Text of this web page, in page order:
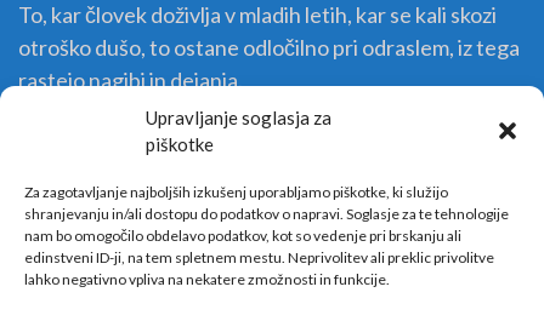
Upravljanje soglasja za
piškotke
Za zagotavljanje najboljših izkušenj uporabljamo piškotke, ki služijo
shranjevanju in/ali dostopu do podatkov o napravi. Soglasje za te tehnologije
nam bo omogočilo obdelavo podatkov, kot so vedenje pri brskanju ali
edinstveni ID-ji, na tem spletnem mestu. Neprivolitev ali preklic privolitve
lahko negativno vpliva na nekatere zmožnosti in funkcije.
To, kar človek doživlja v mladih letih, kar se kali skozi
otroško dušo, to ostane odločilno pri odraslem, iz tega
rastejo nagibi in dejanja.